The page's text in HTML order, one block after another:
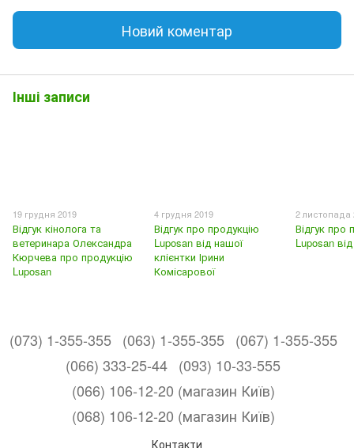
Новий коментар
Інші записи
19 грудня 2019
Відгук кінолога та
ветеринара Олександра
Кюрчева про продукцію
Luposan
4 грудня 2019
Відгук про продукцію
Luposan від нашої
клієнтки Ірини
Комісарової
2 листопада
Відгук про
Luposan
(073) 1-355-355 (063) 1-355-355 (067) 1-355-355
(066) 333-25-44 (093) 10-33-555
(066) 106-12-20 (магазин Київ)
(068) 106-12-20 (магазин Київ)
Контакти